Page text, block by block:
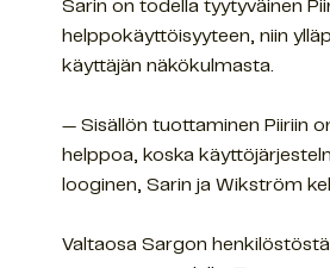
Sarin on todella tyytyväinen
helppokäyttöisyyteen, niin
käyttäjän näkökulmasta.
— Sisällön tuottaminen Piiriin
helppoa, koska
looginen, Sarin ja Wikström
Valtaosa Sargon